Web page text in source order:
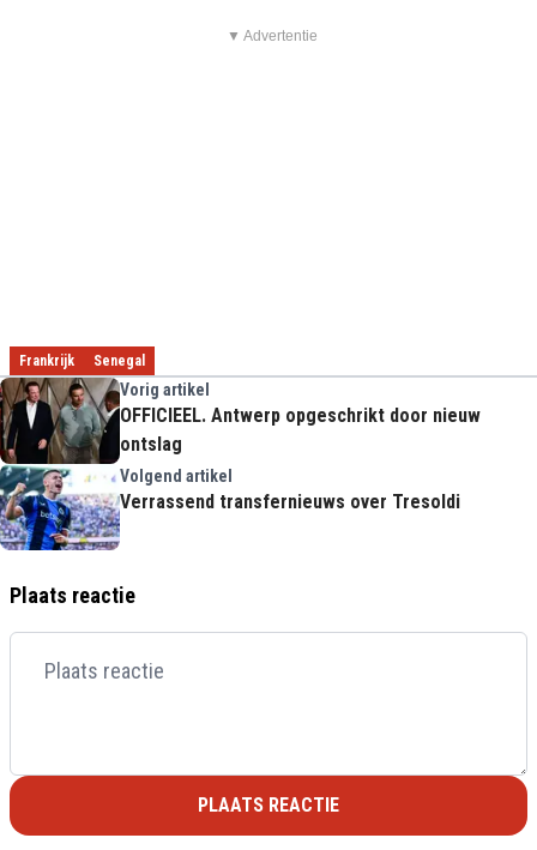
▼ Advertentie
Frankrijk Senegal
Vorig artikel
OFFICIEEL. Antwerp opgeschrikt door nieuw
ontslag
Volgend artikel
Verrassend transfernieuws over Tresoldi
Plaats reactie
PLAATS REACTIE